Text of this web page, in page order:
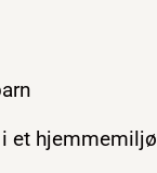
et hjemmemiljø